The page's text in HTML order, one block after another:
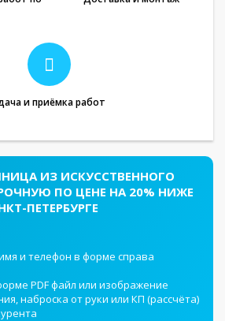
и приёмка работ
ИЗ ИСКУССТВЕННОГО
ПО ЦЕНЕ НА 20% НИЖЕ
ПЕТЕРБУРГЕ
и телефон в форме справа
PDF файл или изображение
наброска от руки или КП (рассчёта)